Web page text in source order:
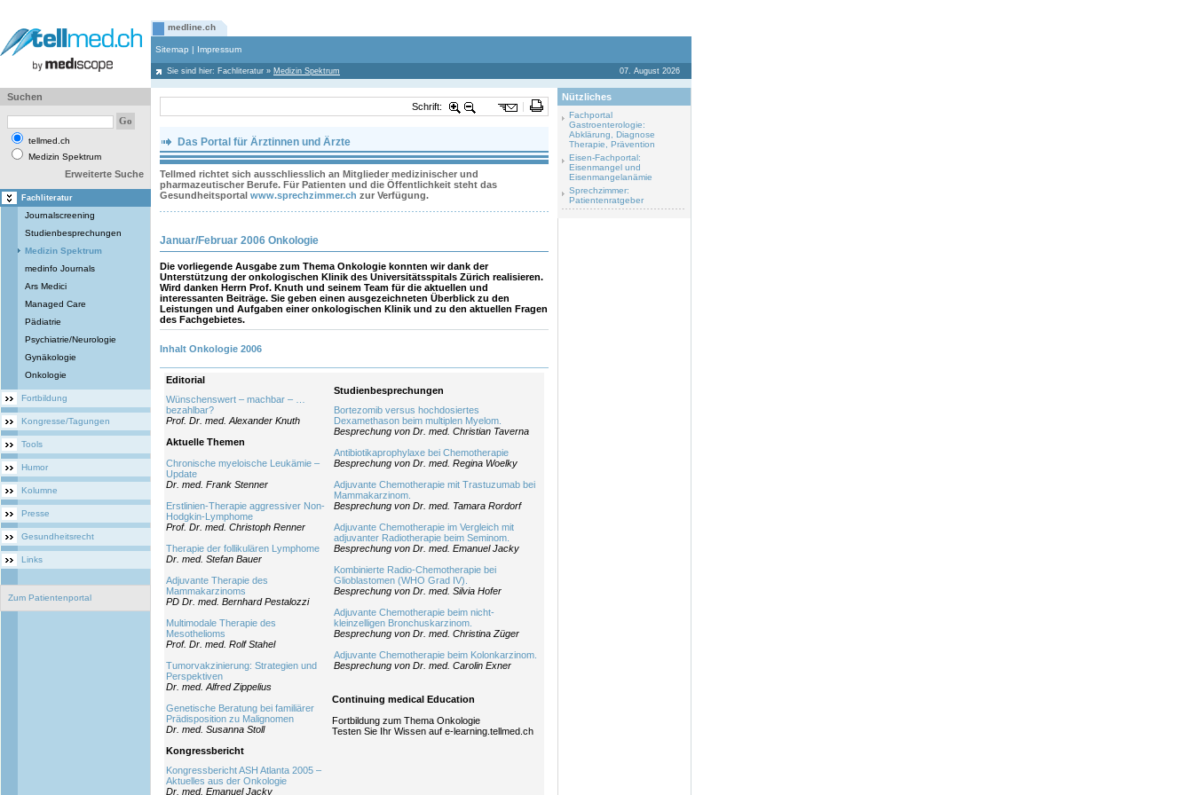
medline.ch
Sitemap | Impressum
Sie sind hier: Fachliteratur » Medizin Spektrum 07. August 2026
Suchen
tellmed.ch
Medizin Spektrum
Erweiterte Suche
Fachliteratur
Journalscreening
Studienbesprechungen
Medizin Spektrum
medinfo Journals
Ars Medici
Managed Care
Pädiatrie
Psychiatrie/Neurologie
Gynäkologie
Onkologie
Fortbildung
Kongresse/Tagungen
Tools
Humor
Kolumne
Presse
Gesundheitsrecht
Links
Zum Patientenportal
Schrift:
Das Portal für Ärztinnen und Ärzte
Tellmed richtet sich ausschliesslich an Mitglieder medizinischer und
pharmazeutischer Berufe. Für Patienten und die Öffentlichkeit steht das
Gesundheitsportal www.sprechzimmer.ch zur Verfügung.
Januar/Februar 2006 Onkologie
Die vorliegende Ausgabe zum Thema Onkologie konnten wir dank der
Unterstützung der onkologischen Klinik des Universitätsspitals Zürich realisieren.
Wird danken Herrn Prof. Knuth und seinem Team für die aktuellen und
interessanten Beiträge. Sie geben einen ausgezeichneten Überblick zu den
Leistungen und Aufgaben einer onkologischen Klinik und zu den aktuellen Fragen
des Fachgebietes.
Inhalt Onkologie 2006
Editorial
Wünschenswert – machbar – …
bezahlbar?
Prof. Dr. med. Alexander Knuth
Aktuelle Themen
Chronische myeloische Leukämie –
Update
Dr. med. Frank Stenner
Erstlinien-Therapie aggressiver Non-
Hodgkin-Lymphome
Prof. Dr. med. Christoph Renner
Therapie der follikulären Lymphome
Dr. med. Stefan Bauer
Adjuvante Therapie des
Mammakarzinoms
PD Dr. med. Bernhard Pestalozzi
Multimodale Therapie des
Mesothelioms
Prof. Dr. med. Rolf Stahel
Tumorvakzinierung: Strategien und
Perspektiven
Dr. med. Alfred Zippelius
Genetische Beratung bei familiärer
Prädisposition zu Malignomen
Dr. med. Susanna Stoll
Kongressbericht
Kongressbericht ASH Atlanta 2005 –
Aktuelles aus der Onkologie
Dr. med. Emanuel Jacky
Studienbesprechungen
Bortezomib versus hochdosiertes
Dexamethason beim multiplen Myelom
Besprechung von Dr. med. Christian Taverna
Antibiotikaprophylaxe bei Chemotherapie
Besprechung von Dr. med. Regina Woelky
Adjuvante Chemotherapie mit Trastuzumab bei
Mammakarzinom.
Besprechung von Dr. med. Tamara Rordorf
Adjuvante Chemotherapie im Vergleich mit
adjuvanter Radiotherapie beim Seminom.
Besprechung von Dr. med. Emanuel Jacky
Kombinierte Radio-Chemotherapie bei
Glioblastomen (WHO Grad IV).
Besprechung von Dr. med. Silvia Hofer
Adjuvante Chemotherapie beim nicht-
kleinzelligen Bronchuskarzinom.
Besprechung von Dr. med. Christina Züger
Adjuvante Chemotherapie beim Kolonkarzinom.
Besprechung von Dr. med. Carolin Exner
Continuing medical Education
Fortbildung zum Thema Onkologie
Testen Sie Ihr Wissen auf e-learning.tellmed.ch
Nützliches
Fachportal
Gastroenterologie:
Abklärung, Diagnose
Therapie, Prävention
Eisen-Fachportal:
Eisenmangel und
Eisenmangelanämie
Sprechzimmer:
Patientenratgeber